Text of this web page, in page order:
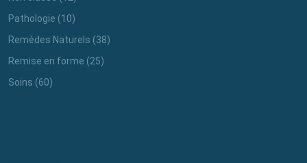
Pathologie (10)
Remèdes Naturels (38)
Remise en forme (25)
Soins (60)